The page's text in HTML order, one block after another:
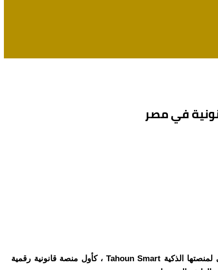
في خطوة رائدة نحو التحول الرقمي في القطاع القانوني، أعلنت شركة طاحون للاستشارات القانونية عن الإطلاق الرسمي لمنصتها الذكية Tahoun Smart ، كأول منصة قانونية رقمية